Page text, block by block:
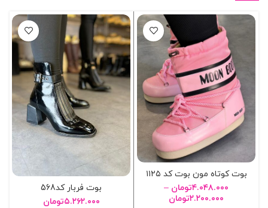
بوت کوتاه مون بوت کد ۱۱۲۵
۴.۰۴۸.۰۰۰تومان –
۲.۲۰۰.۰۰۰تومان
بوت فربار کد568
۵.۲۶۲.۰۰۰تومان